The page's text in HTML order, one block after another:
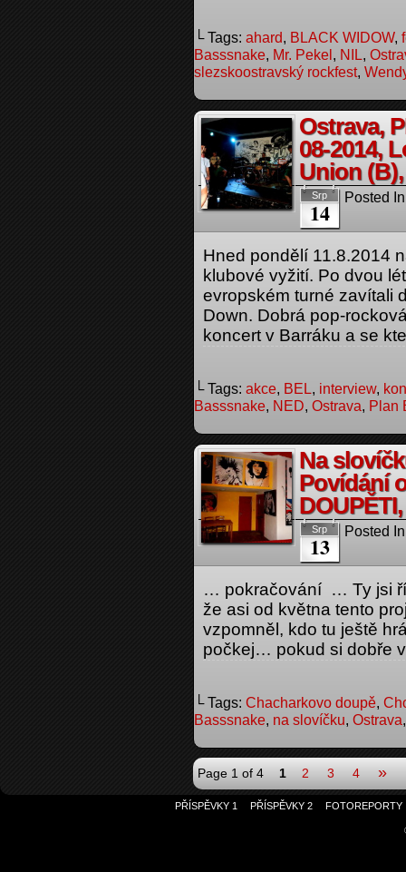
└ Tags: ahard, BLACK WIDOW,
Basssnake, Mr. Pekel, NIL,
slezskoostravský rockfest,
Ostrava,
08-2014,
Union
Srp
14
Posted
Hned pondělí 11.8.2014
klubové vyžití. Po dvou
evropském turné zavítali
Down. Dobrá pop-
koncert v Barráku a se
└ Tags: akce, BEL, interview,
Basssnake, NED, Ostrava, Plan
Na
Povídání
Srp
13
Posted
… pokračování … Ty jsi
že asi od května tento
vzpomněl, kdo tu ještě
počkej… pokud si dobře
└ Tags: Chacharkovo doupě,
Basssnake, na slovíčku, Ostrava
Page 1 of 4 1 2 3 4 »
PŘÍSPĚVKY 1 PŘÍSPĚVKY 2 FOTOREPORTY